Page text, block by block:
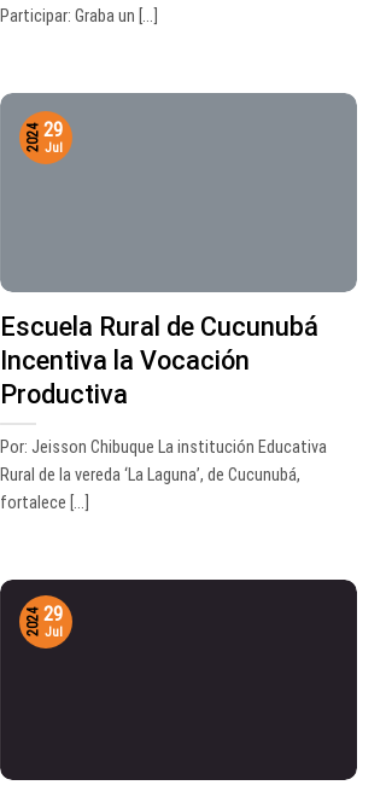
Participar: Graba un [...]
Escuela Rural de Cucunubá
Incentiva la Vocación
Productiva
Por: Jeisson Chibuque La institución Educativa
Rural de la vereda ‘La Laguna’, de Cucunubá,
fortalece [...]
29
Jul
2024
29
Jul
2024